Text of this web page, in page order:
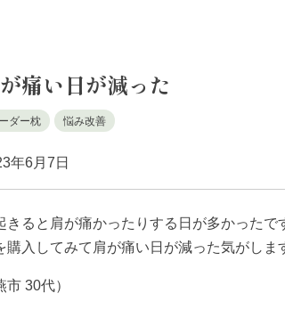
痛い日が減った
ダー枕 悩み改善
年6月7日
きると肩が痛かったりする日が多かったで
購入してみて肩が痛い日が減った気がしま
市 30代）